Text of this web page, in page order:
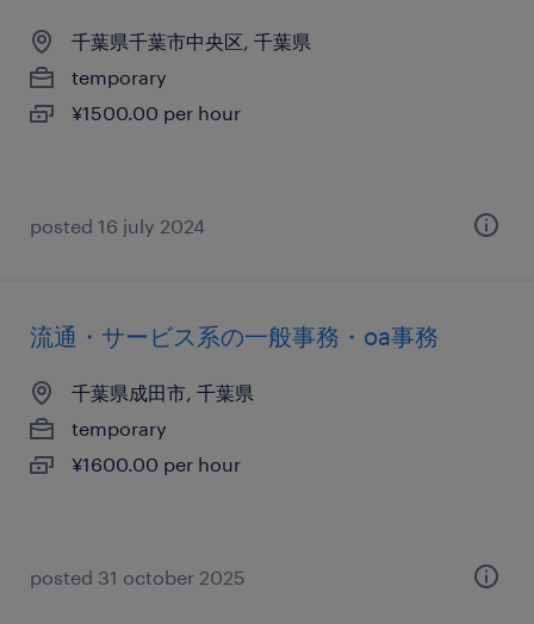
千葉県千葉市中央区, 千葉県
temporary
¥1500.00 per hour
posted 16 july 2024
流通・サービス系の一般事務・oa事務
千葉県成田市, 千葉県
temporary
¥1600.00 per hour
posted 31 october 2025